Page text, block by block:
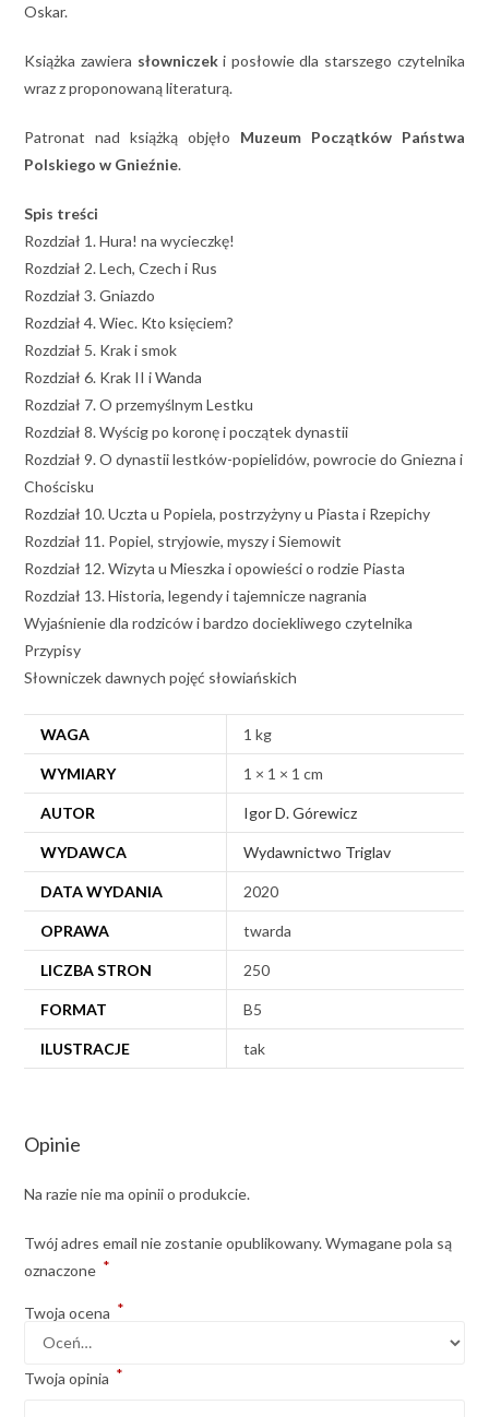
Oskar.
Książka zawiera słowniczeki posłowie dla starszego czytelnika
wraz z proponowaną literaturą.
Patronat nad książką objęło Muzeum Początków Państwa
Polskiego w Gnieźnie.
Spis treści
Rozdział 1. Hura! na wycieczkę!
Rozdział 2. Lech, Czech i Rus
Rozdział 3. Gniazdo
Rozdział 4. Wiec. Kto księciem?
Rozdział 5. Krak i smok
Rozdział 6. Krak II i Wanda
Rozdział 7. O przemyślnym Lestku
Rozdział 8. Wyścig po koronę i początek dynastii
Rozdział 9. O dynastii lestków-popielidów, powrocie do Gniezna i
Chościsku
Rozdział 10. Uczta u Popiela, postrzyżyny u Piasta i Rzepichy
Rozdział 11. Popiel, stryjowie, myszy i Siemowit
Rozdział 12. Wizyta u Mieszka i opowieści o rodzie Piasta
Rozdział 13. Historia, legendy i tajemnicze nagrania
Wyjaśnienie dla rodziców i bardzo dociekliwego czytelnika
Przypisy
Słowniczek dawnych pojęć słowiańskich
WAGA 1 kg
WYMIARY 1 × 1 × 1 cm
AUTOR Igor D. Górewicz
WYDAWCA Wydawnictwo Triglav
DATA WYDANIA 2020
OPRAWA twarda
LICZBA STRON 250
FORMAT B5
ILUSTRACJE tak
Opinie
Na razie nie ma opinii o produkcie.
Twój adres email nie zostanie opublikowany. Wymagane pola są
oznaczone *
Twoja ocena *
Twoja opinia *